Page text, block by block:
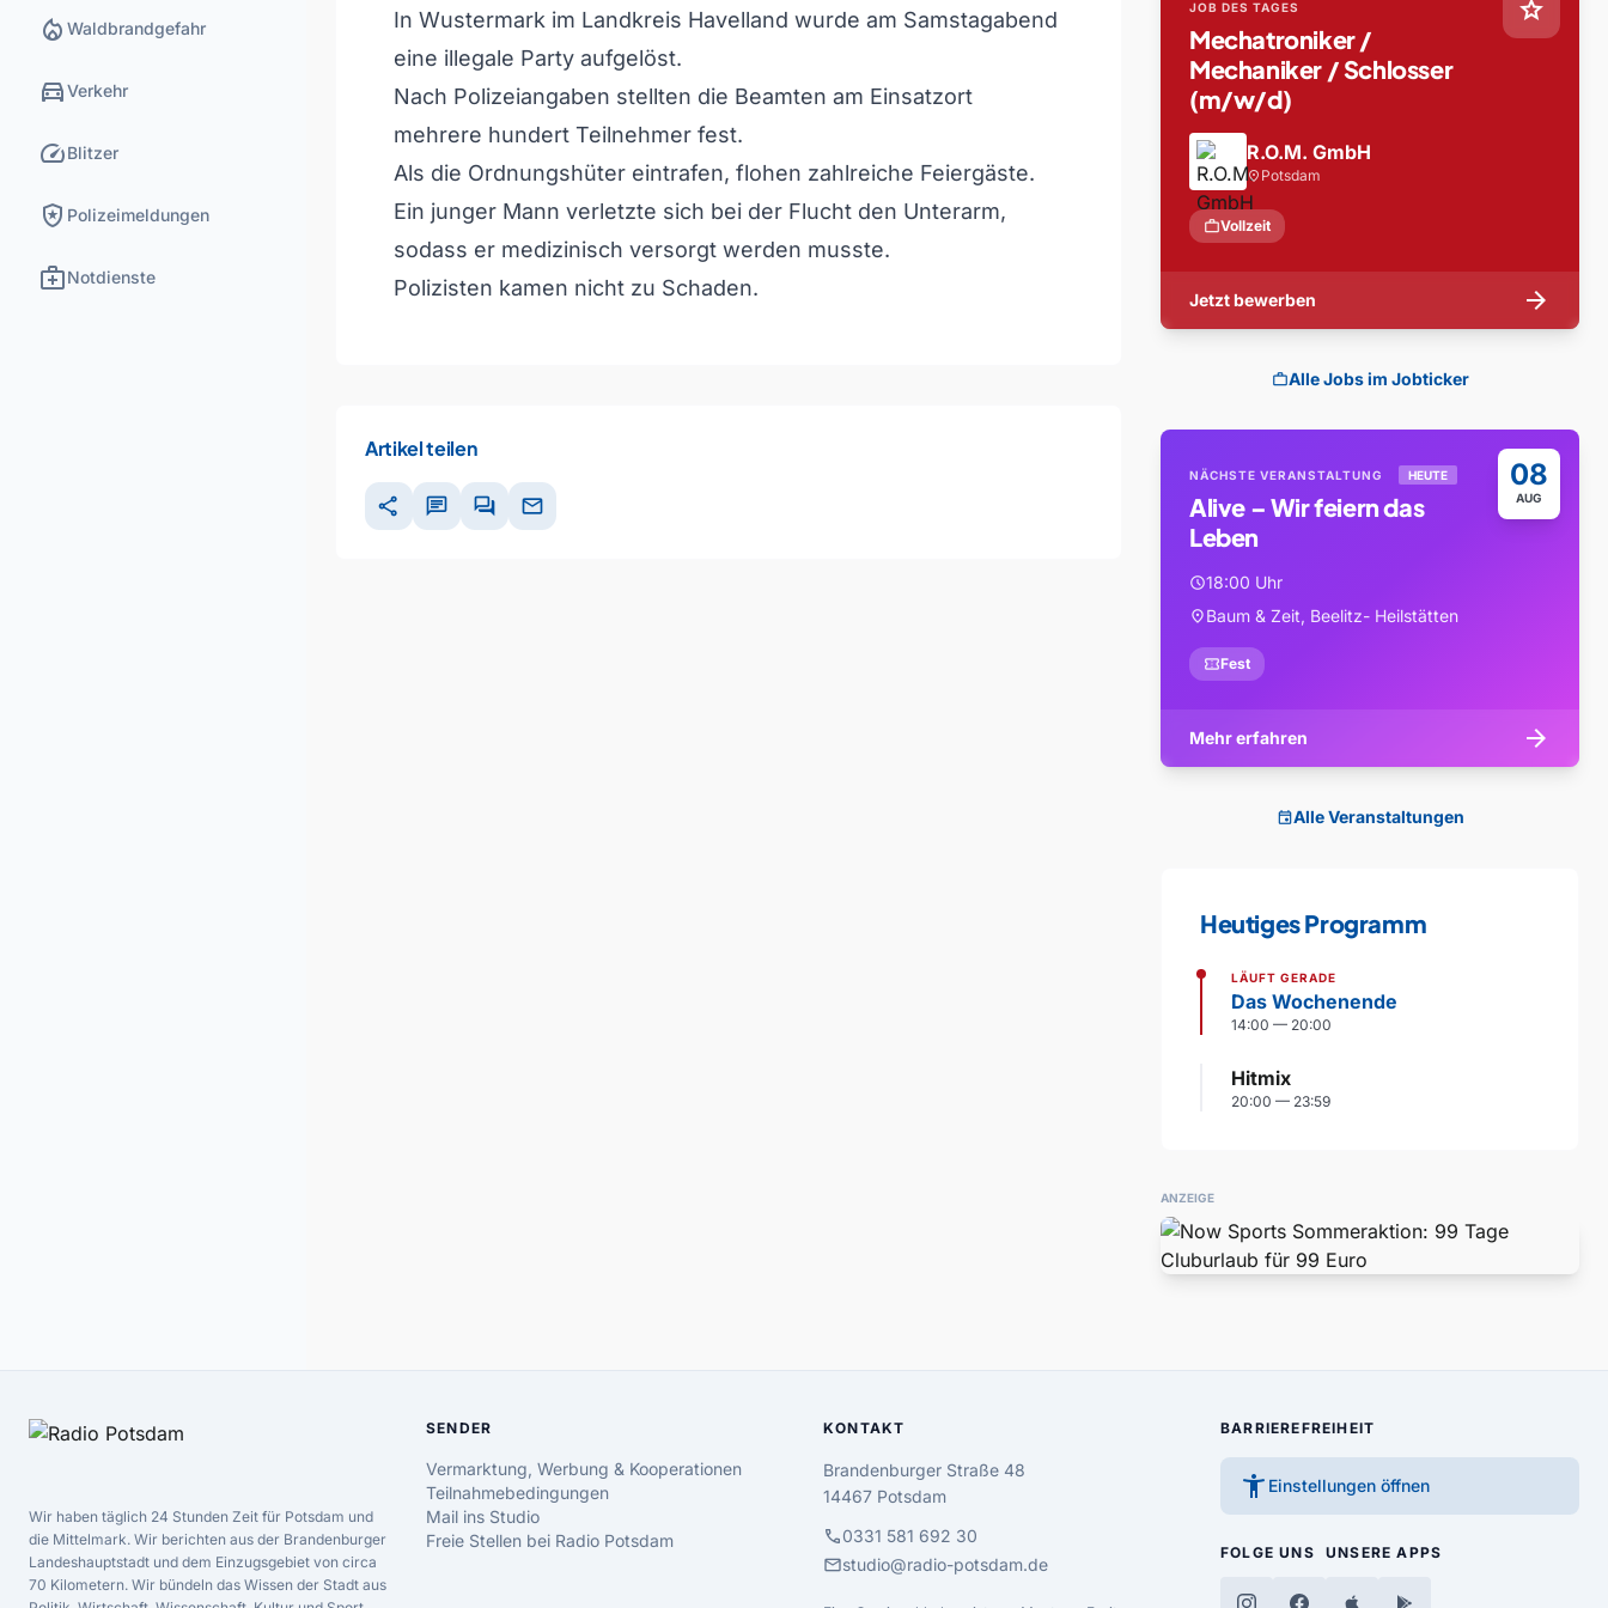
local_fire_department Waldbrandgefahr
directions_carVerkehr
speedBlitzer
local_police Polizeimeldungen
medical_servicesNotdienste
In Wustermark im Landkreis Havelland wurde am Samstagabend
eine illegale Party aufgelöst.
Nach Polizeiangaben stellten die Beamten am Einsatzort
mehrere hundert Teilnehmer fest.
Als die Ordnungshüter eintrafen, flohen zahlreiche Feiergäste.
Ein junger Mann verletzte sich bei der Flucht den Unterarm,
sodass er medizinisch versorgt werden musste.
Polizisten kamen nicht zu Schaden.
Artikel teilen
share chat forum mail
star
JOB DES TAGES
Mechatroniker /
Mechaniker / Schlosser
(m/w/d)
R.O.M. GmbH
location_on Potsdam
workVollzeit
Jetzt bewerben arrow_forward
workAlle Jobs im Jobticker
08
AUG
NÄCHSTE VERANSTALTUNG HEUTE
Alive – Wir feiern das
Leben
schedule18:00 Uhr
location_onBaum & Zeit, Beelitz- Heilstätten
confirmation_numberFest
Mehr erfahren arrow_forward
eventAlle Veranstaltungen
Heutiges Programm
LÄUFT GERADE
Das Wochenende
14:00 — 20:00
Hitmix
20:00 — 23:59
ANZEIGE
Wir haben täglich 24 Stunden Zeit für Potsdam und
die Mittelmark. Wir berichten aus der Brandenburger
Landeshauptstadt und dem Einzugsgebiet von circa
70 Kilometern. Wir bündeln das Wissen der Stadt aus
SENDER
Vermarktung, Werbung & Kooperationen
Teilnahmebedingungen
Mail ins Studio
Freie Stellen bei Radio Potsdam
KONTAKT
Brandenburger Straße 48
14467 Potsdam
call0331 581 692 30
mailstudio@radio-potsdam.de
BARRIEREFREIHEIT
accessibility_new Einstellungen öffnen
FOLGE UNS UNSERE APPS